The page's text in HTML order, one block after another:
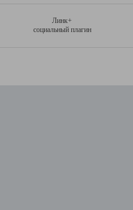
Линк+
социальный плагин